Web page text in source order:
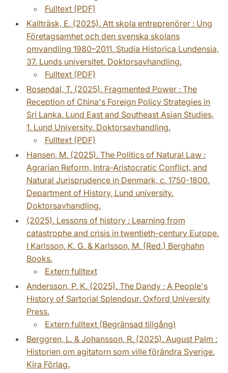
Fulltext (PDF)
Kallträsk, E. (2025). Att skola entreprenörer : Ung
Företagsamhet och den svenska skolans
omvandling 1980–2011. Studia Historica Lundensia,
37. Lunds universitet. Doktorsavhandling.
Fulltext (PDF)
Rosendal, T. (2025). Fragmented Power : The
Reception of China's Foreign Policy Strategies in
Sri Lanka. Lund East and Southeast Asian Studies,
1. Lund University. Doktorsavhandling.
Fulltext (PDF)
Hansen, M. (2025). The Politics of Natural Law :
Agrarian Reform, Intra-Aristocratic Conflict, and
Natural Jurisprudence in Denmark, c. 1750-1800.
Department of History, Lund university.
Doktorsavhandling.
(2025). Lessons of history : Learning from
catastrophe and crisis in twentieth-century Europe.
I Karlsson, K. G. & Karlsson, M. (Red.) Berghahn
Books.
Extern fulltext
Andersson, P. K. (2025). The Dandy : A People's
History of Sartorial Splendour. Oxford University
Press.
Extern fulltext (Begränsad tillgång)
Berggren, L. & Johansson, R. (2025). August Palm :
Historien om agitatorn som ville förändra Sverige.
Kira Förlag.